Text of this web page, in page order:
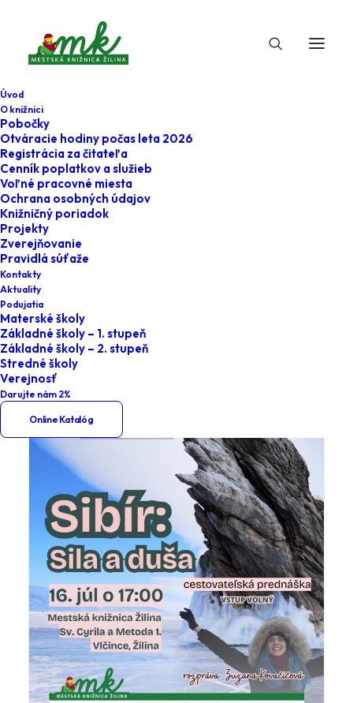
Úvod
O knižnici
Pobočky
Otváracie hodiny počas leta 2026
Registrácia za čitateľa
Cenník poplatkov a služieb
Voľné pracovné miesta
Ochrana osobných údajov
Knižničný poriadok
Projekty
Zverejňovanie
Pravidlá súťaže
Kontakty
Aktuality
Podujatia
Materské školy
Základné školy – 1. stupeň
Základné školy – 2. stupeň
Stredné školy
Verejnosť
Darujte nám 2%
Online Katalóg
Minulé
Aktuálne